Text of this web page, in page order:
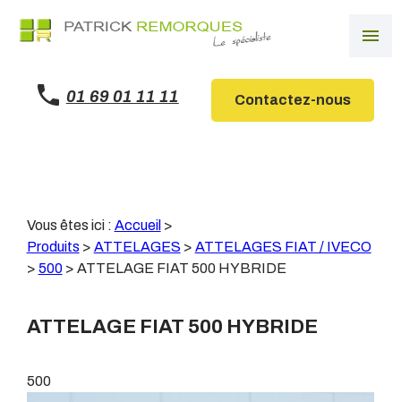
menu
01 69 01 11 11 Contactez-nous
Vous êtes ici : Accueil >
Produits > ATTELAGES > ATTELAGES FIAT / IVECO
> 500> ATTELAGE FIAT 500 HYBRIDE
ATTELAGE FIAT 500 HYBRIDE
500